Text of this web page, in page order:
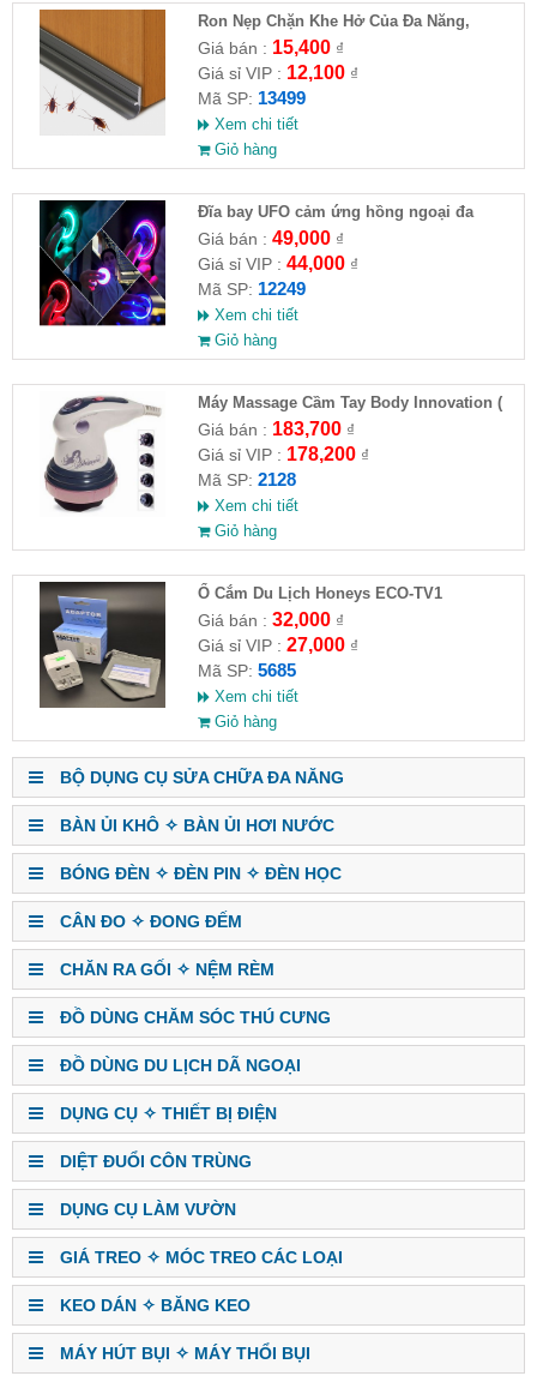
Ron Nẹp Chặn Khe Hở Của Đa Năng,
Chống Côn Trùng( HĐ )
Giá bán : 15,400₫
Giá sỉ VIP : 12,100₫
Mã SP: 13499
Xem chi tiết
Giỏ hàng
Đĩa bay UFO cảm ứng hồng ngoại đa
chiều tự động bay về
Giá bán : 49,000₫
Giá sỉ VIP : 44,000₫
Mã SP: 12249
Xem chi tiết
Giỏ hàng
Máy Massage Cầm Tay Body Innovation (
HĐ )
Giá bán : 183,700₫
Giá sỉ VIP : 178,200₫
Mã SP: 2128
Xem chi tiết
Giỏ hàng
Ổ Cắm Du Lịch Honeys ECO-TV1
Giá bán : 32,000₫
Giá sỉ VIP : 27,000₫
Mã SP: 5685
Xem chi tiết
Giỏ hàng
BỘ DỤNG CỤ SỬA CHỮA ĐA NĂNG
BÀN ỦI KHÔ ✧ BÀN ỦI HƠI NƯỚC
BÓNG ĐÈN ✧ ĐÈN PIN ✧ ĐÈN HỌC
CÂN ĐO ✧ ĐONG ĐẾM
CHĂN RA GỐI ✧ NỆM RÈM
ĐỒ DÙNG CHĂM SÓC THÚ CƯNG
ĐỒ DÙNG DU LỊCH DÃ NGOẠI
DỤNG CỤ ✧ THIẾT BỊ ĐIỆN
DIỆT ĐUỔI CÔN TRÙNG
DỤNG CỤ LÀM VƯỜN
GIÁ TREO ✧ MÓC TREO CÁC LOẠI
KEO DÁN ✧ BĂNG KEO
MÁY HÚT BỤI ✧ MÁY THỔI BỤI